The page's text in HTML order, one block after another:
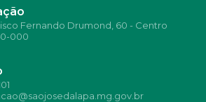
Fernando Drumond, 60 - Centro
000